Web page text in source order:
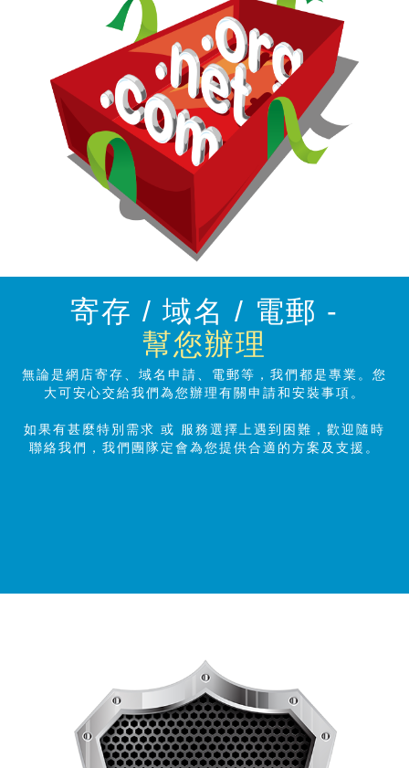
寄存 / 域名 / 電郵 -
幫您辦理
無論是網店寄存、域名申請、電郵等，我們都是專業。您
大可安心交給我們為您辦理有關申請和安裝事項。
如果有甚麼特別需求 或 服務選擇上遇到困難，歡迎隨時
聯絡我們，我們團隊定會為您提供合適的方案及支援。